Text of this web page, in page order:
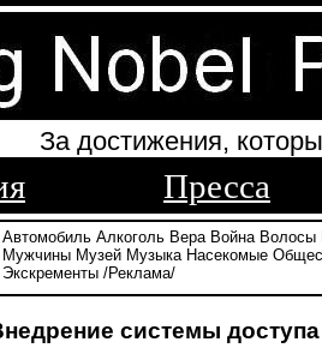
За достижения,
Пресса
Автомобиль Алкоголь Вера Война Волосы
Мужчины Музей Музыка Насекомые
Экскременты /Реклама/
системы